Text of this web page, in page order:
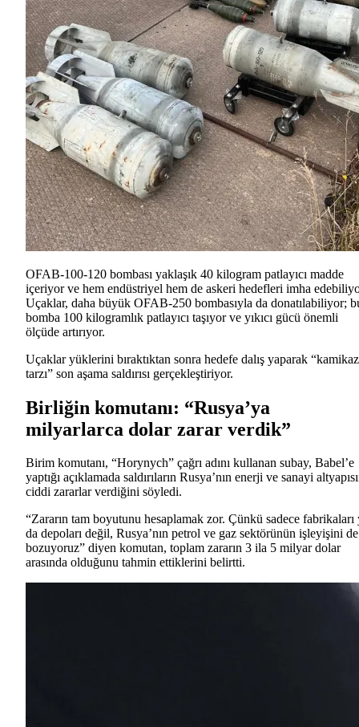
OFAB-100-120 bombası yaklaşık 40 kilogram patlayıcı madde
içeriyor ve hem endüstriyel hem de askeri hedefleri imha
Uçaklar, daha büyük OFAB-250 bombasıyla da donatılabiliyor;
bomba 100 kilogramlık patlayıcı taşıyor ve yıkıcı gücü önemli
ölçüde artırıyor.
Uçaklar yüklerini bıraktıktan sonra hedefe dalış yaparak
tarzı” son aşama saldırısı gerçekleştiriyor.
Birliğin komutanı: “Rusya’ya
milyarlarca dolar zarar verdik”
Birim komutanı, “Horynych” çağrı adını kullanan subay, Babel’e
yaptığı açıklamada saldırıların Rusya’nın enerji ve sanayi
ciddi zararlar verdiğini söyledi.
“Zararın tam boyutunu hesaplamak zor. Çünkü sadece fabrikaları
da depoları değil, Rusya’nın petrol ve gaz sektörünün işleyişini de
bozuyoruz” diyen komutan, toplam zararın 3 ila 5 milyar dolar
arasında olduğunu tahmin ettiklerini belirtti.